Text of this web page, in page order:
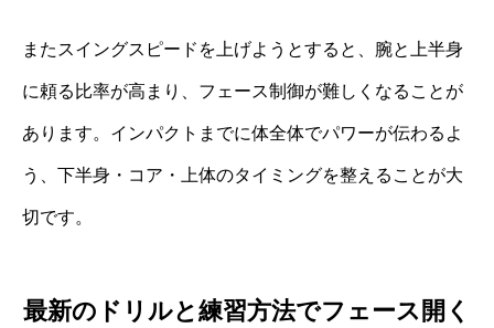
またスイングスピードを上げようとすると、腕と上半身
に頼る比率が高まり、フェース制御が難しくなることが
あります。インパクトまでに体全体でパワーが伝わるよ
う、下半身・コア・上体のタイミングを整えることが大
切です。
最新のドリルと練習方法でフェース開く